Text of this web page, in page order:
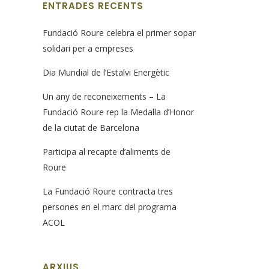
ENTRADES RECENTS
Fundació Roure celebra el primer sopar
solidari per a empreses
Dia Mundial de l’Estalvi Energètic
Un any de reconeixements – La
Fundació Roure rep la Medalla d’Honor
de la ciutat de Barcelona
Participa al recapte d’aliments de
Roure
La Fundació Roure contracta tres
persones en el marc del programa
ACOL